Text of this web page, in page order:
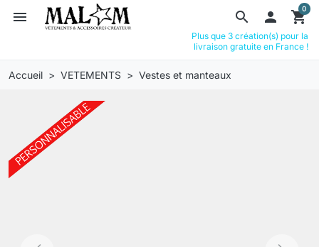
search
menu  shopping_cart
0
Plus que 3 création(s) pour la
livraison gratuite en France !
Accueil VETEMENTS Vestes et manteaux